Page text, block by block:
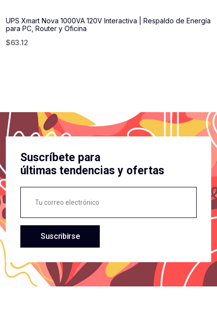
UPS Xmart Nova 1000VA 120V Interactiva | Respaldo de Energía
para PC, Router y Oficina
$63.12
Suscríbete para
últimas tendencias y ofertas
Suscribirse